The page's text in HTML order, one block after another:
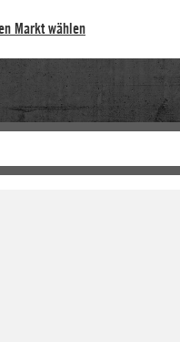
Markt wählen